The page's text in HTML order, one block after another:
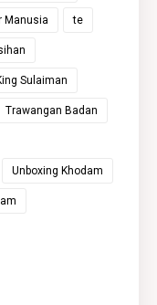
Manusia te
Sulaiman
Trawangan Badan
Unboxing Khodam